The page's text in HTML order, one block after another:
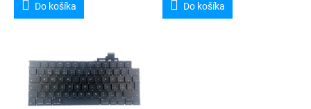
Do košíka Do košíka